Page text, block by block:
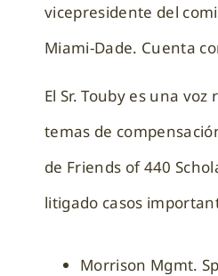
vicepresidente del
Miami-Dade. Cuenta
El Sr. Touby es una
temas de
de Friends of 440
litigado casos
Morrison Mgmt.